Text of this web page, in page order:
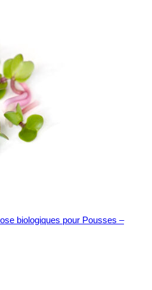
biologiques pour Pousses –